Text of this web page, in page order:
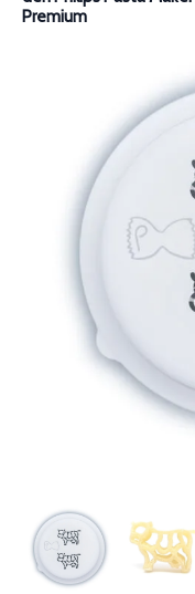
Premium